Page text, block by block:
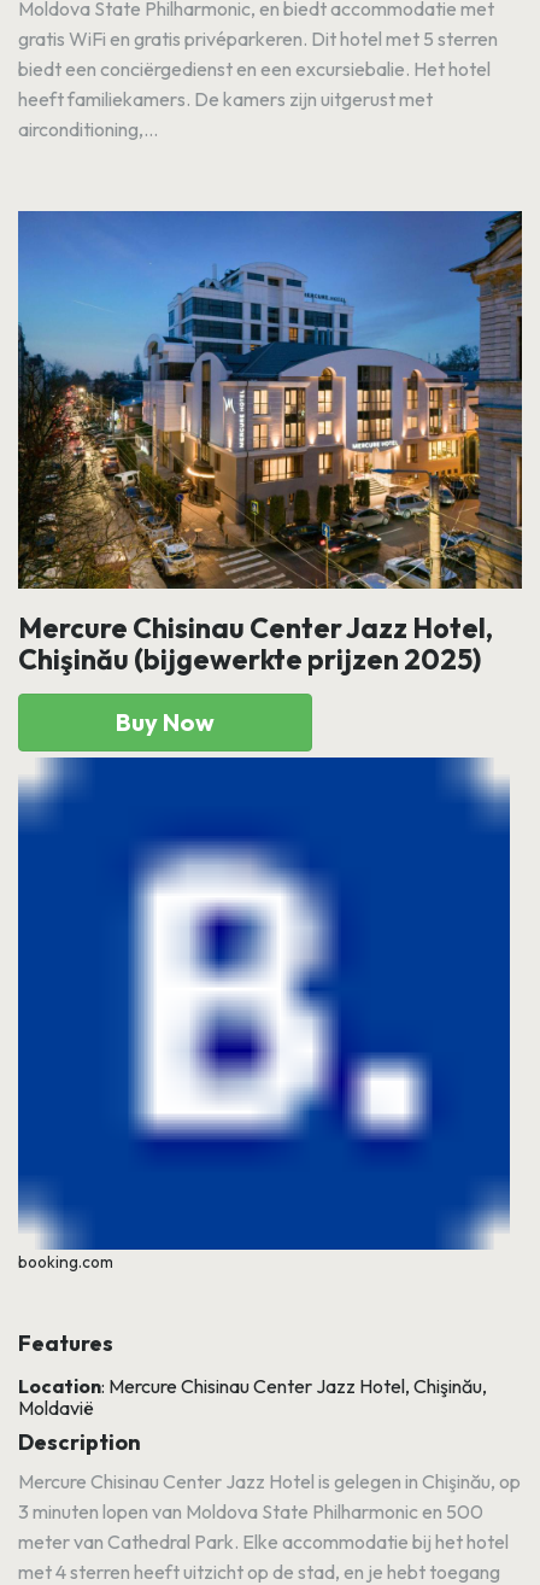
Moldova State Philharmonic, en biedt accommodatie met
gratis WiFi en gratis privéparkeren. Dit hotel met 5 sterren
biedt een conciërgedienst en een excursiebalie. Het hotel
heeft familiekamers. De kamers zijn uitgerust met
airconditioning,...
Mercure Chisinau Center Jazz Hotel,
Chişinău (bijgewerkte prijzen 2025)
Buy Now
booking.com
Features
Location: Mercure Chisinau Center Jazz Hotel, Chişinău,
Moldavië
Description
Mercure Chisinau Center Jazz Hotel is gelegen in Chişinău, op
3 minuten lopen van Moldova State Philharmonic en 500
meter van Cathedral Park. Elke accommodatie bij het hotel
met 4 sterren heeft uitzicht op de stad, en je hebt toegang